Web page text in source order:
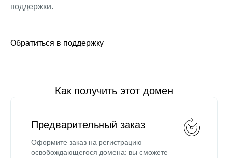
поддержки.
Обратиться в поддержку
Как получить этот домен
Предварительный заказ
Оформите заказ на регистрацию
освобождающегося домена: вы сможете